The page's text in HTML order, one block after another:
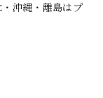
・沖縄・離島はプ